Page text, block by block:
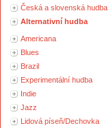
Česká a slovenská hudba
Alternativní hudba
Americana
Blues
Brazil
Experimentální hudba
Indie
Jazz
Lidová píseň/Dechovka